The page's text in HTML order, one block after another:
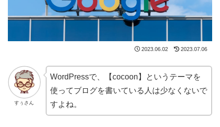
2023.06.02 2023.07.06
すぅさん
WordPressで、【cocoon】というテーマを
使ってブログを書いている人は少なくないで
すよね。